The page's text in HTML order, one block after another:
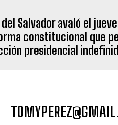
del Salvador avaló el
constitucional que
presidencial